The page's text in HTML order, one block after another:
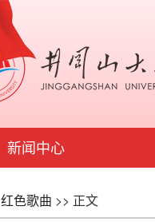
新闻中心
红色歌曲 >> 正文